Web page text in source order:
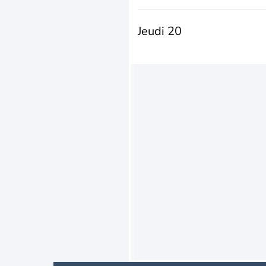
Jeudi 20